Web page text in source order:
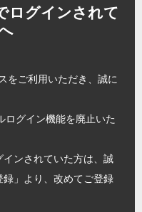
ログインされて
をご利用いただき、誠に
グイン機能を廃止いた
ンされていた方は、誠
」より、改めてご登録